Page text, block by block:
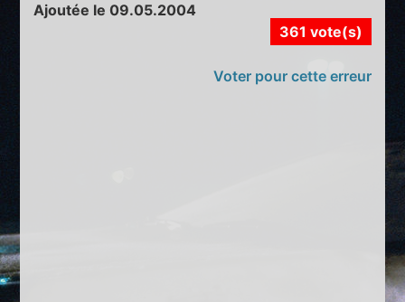
Ajoutée le 09.05.2004
361 vote(s)
Voter pour cette erreur